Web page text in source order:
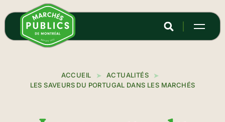
au
contenu
principal
ACCUEIL
ACTUALITÉS
LES SAVEURS DU PORTUGAL DANS LES MARCHÉS